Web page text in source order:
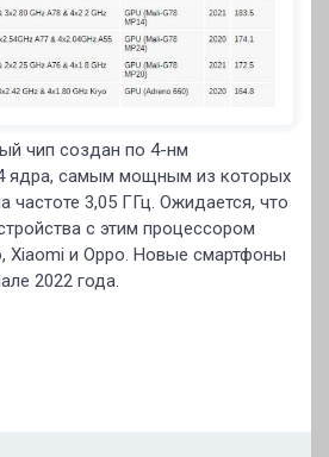
чип создан по 4-нм
4 ядра, самым мощным из которых
частоте 3,05 ГГц. Ожидается, что
с этим процессором
Xiaomi и Oppo. Новые смартфоны
2022 года.